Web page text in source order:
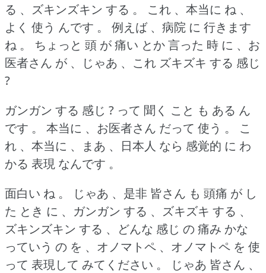
る 、ズキンズキン する 。
これ 、本当に ね 、
よく 使う んです 。
例えば 、病院 に 行きます
ね 。
ちょっと 頭 が 痛い とか 言った 時 に 、お
医者さん が 、じゃあ 、これ ズキズキ する 感じ
?
ガンガン する 感じ ? って 聞く こと も ある ん
です 。
本当に 、お医者さん だって 使う 。
こ
れ 、本当に 、まあ 、日本人 なら 感覚的 に わ
かる 表現 なんです 。
面白い ね 。
じゃあ 、是非 皆さん も 頭痛 が し
た とき に 、ガンガン する 、ズキズキ する 、
ズキンズキン する 、どんな 感じ の 痛み かな
っていう の を 、オノマトペ 、オノマトペ を 使
って 表現して みてください 。
じゃあ 皆さん 、